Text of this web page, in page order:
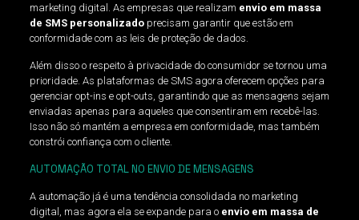
marketing digital. As empresas que realizam envio em massa
de SMS personalizadoprecisam garantir que estão em
conformidade com as leis de proteção de dados.
Além disso o respeito à privacidade do consumidor se tornou uma
prioridade. As plataformas de SMS agora oferecem opções para
gerenciar opt-ins e opt-outs, garantindo que as mensagens sejam
enviadas apenas para aqueles que consentiram em recebê-las.
Isso não só mantém a empresa em conformidade, mas também
constrói confiança com o cliente.
AUTOMAÇÃO TOTAL NO ENVIO DE MENSAGENS
A automação já é uma tendência consolidada no marketing
digital, mas agora ela se expande para o envio em massa de